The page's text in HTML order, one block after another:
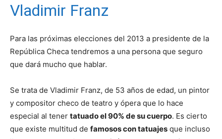
Vladimir Franz
Para las próximas elecciones del 2013 a presidente de la
República Checa tendremos a una persona que seguro
que dará mucho que hablar.
Se trata de Vladimir Franz, de 53 años de edad, un pintor
y compositor checo de teatro y ópera que lo hace
especial al tener tatuado el 90% de su cuerpo. Es cierto
que existe multitud de famosos con tatuajes que incluso